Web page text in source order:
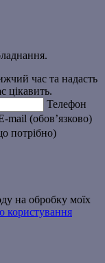
час та надасть
цікавить.
Телефон
mail (обов’язково)
потрібно)
на обробку моїх
користування